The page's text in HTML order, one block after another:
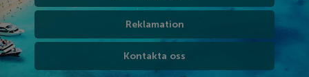
Reklamation
Kontakta oss